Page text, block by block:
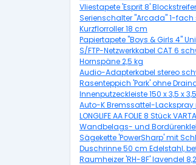
Vliestapete 'Esprit 8'
Serienschalter "Arcada" 1-fach
Kurzflorroller 18 cm
Papiertapete "Boys & Girls 4"
S/FTP-Netzwerkkabel CAT 6
Hornspäne 2,5 kg
Audio-Adapterkabel stereo
Rasenteppich 'Park' ohne
Innenputzeckleiste 150 x 3,5 x
Auto-K Bremssattel-Lackspray
LONGLIFE AA FOLIE 8 Stück VARTA
Wandbelags- und
Sägekette 'PowerSharp' mit
Duschrinne 50 cm Edelstahl,
Raumheizer 'RH-8F' lavendel